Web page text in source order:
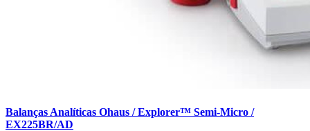
Balanças Analíticas Ohaus / Explorer™ Semi-Micro /
EX225BR/AD